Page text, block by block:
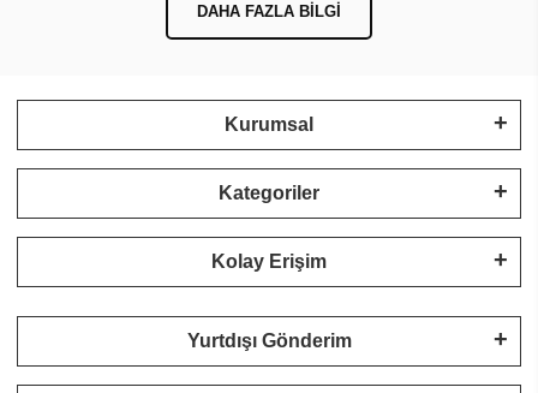
DAHA FAZLA BILGI
Kurumsal
Kategoriler
Kolay Erişim
Yurtdışı Gönderim